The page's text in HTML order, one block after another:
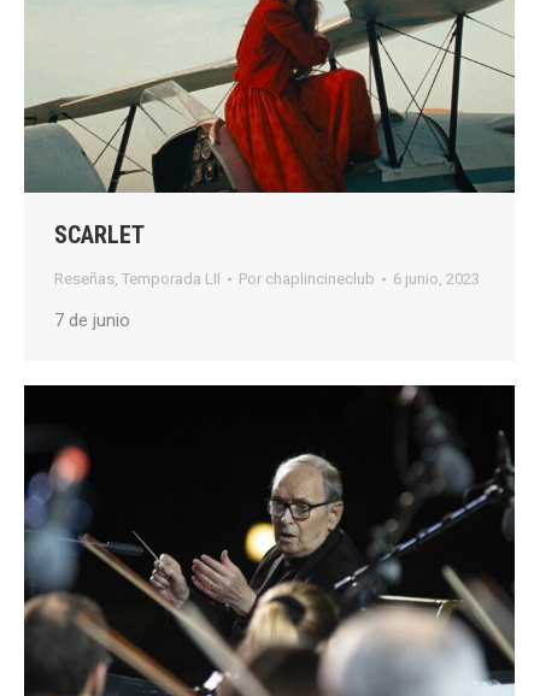
SCARLET
Reseñas, Temporada LII Por chaplincineclub 6 junio, 2023
7 de junio